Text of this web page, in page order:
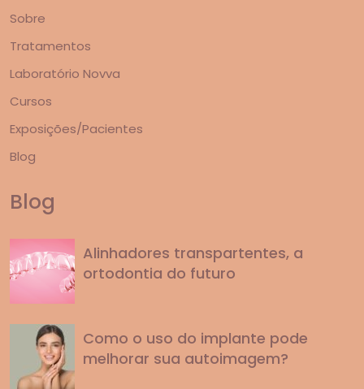
Sobre
Tratamentos
Laboratório Novva
Cursos
Exposições/Pacientes
Blog
Blog
Alinhadores transpartentes, a
ortodontia do futuro
Como o uso do implante pode
melhorar sua autoimagem?